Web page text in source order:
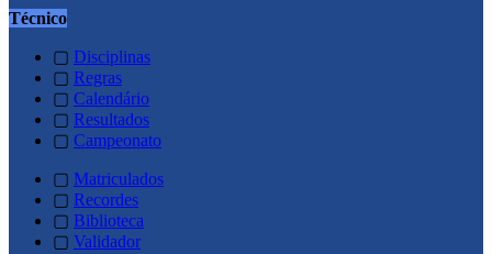
Técnico
▢ Disciplinas
▢ Regras
▢ Calendário
▢ Resultados
▢ Campeonato
▢ Matriculados
▢ Recordes
▢ Biblioteca
▢ Validador